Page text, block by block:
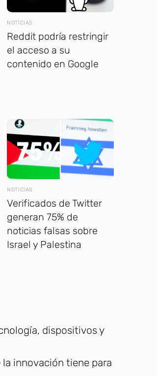
NOTICIAS
Reddit podría restringir
el acceso a su
contenido en Google
NOTICIAS
Verificados de Twitter
generan 75% de
noticias falsas sobre
Israel y Palestina
dispositivos y
innovación tiene para